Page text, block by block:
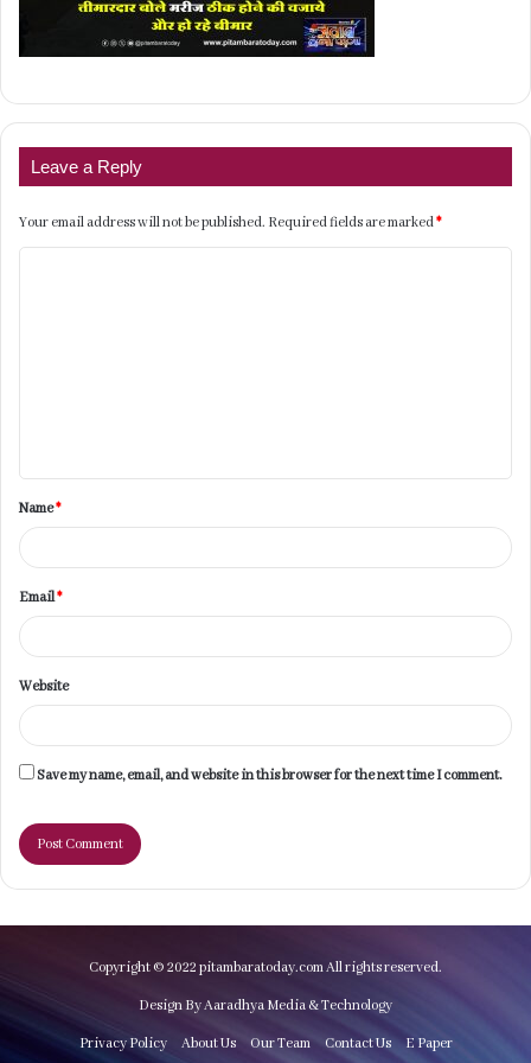
Leave a Reply
Your email address will not be published. Required fields are marked*
t
*Name*
Email*
Website
Save my name, email, and website in this browser for the next time I comment.
Copyright © 2022 pitambaratoday.com All rights reserved.
Design By Aaradhya Media & Technology
Privacy Policy About Us Our Team Contact Us E Paper